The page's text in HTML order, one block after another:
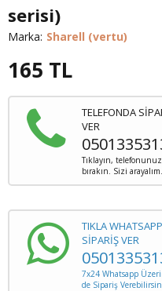
serisi)
Marka: Sharell (vertu)
165 TL
TELEFONDA
VER
Tıklayın,
bırakın. Sizi arayalım.
TIKLA
SİPARİŞ VER
7x24 Whatsapp
de Sipariş